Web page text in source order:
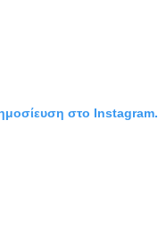
στο Instagram.